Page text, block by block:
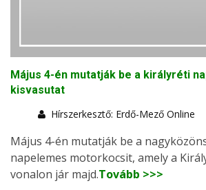
Május 4-én mutatják be a királyréti
kisvasutat
Hírszerkesztő: Erdő-Mező Online
Május 4-én mutatják be a
napelemes motorkocsit, amely a
vonalon jár majd.Tovább >>>